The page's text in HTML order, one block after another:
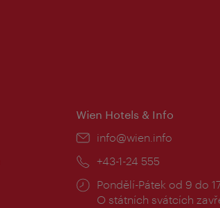
Wien Hotels & Info
E-
info@wien.info
Telefon:
+43-1-24 555
Provozní
doba:
Pondělí-Pátek od 9 do
O státních svátcích